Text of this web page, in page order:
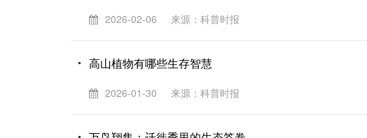
2026-02-06 来源：科普时报
高山植物有哪些生存智慧
2026-01-30 来源：科普时报